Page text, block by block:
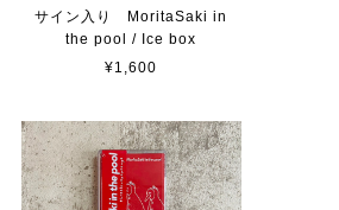
サイン入り MoritaSaki in
the pool / Ice box
¥1,600